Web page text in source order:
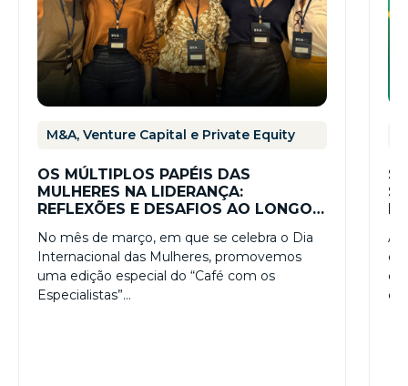
M&A, Venture Capital e Private Equity
OS MÚLTIPLOS PAPÉIS DAS
MULHERES NA LIDERANÇA:
REFLEXÕES E DESAFIOS AO LONGO
FEMININA
No mês de março, em que se celebra o Dia
Internacional das Mulheres, promovemos
uma edição especial do “Café com os
Especialistas”…
A
de